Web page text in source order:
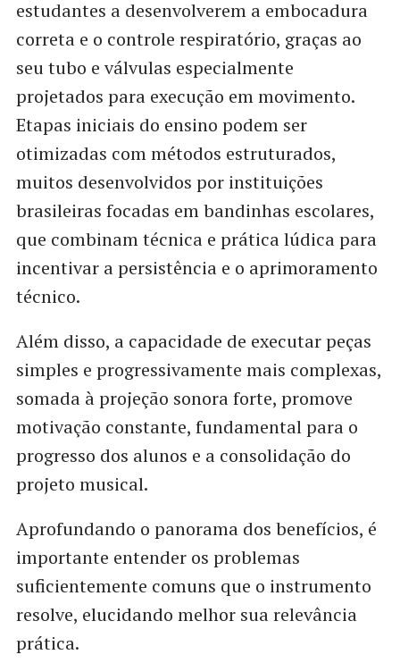
estudantes a desenvolverem a embocadura
correta e o controle respiratório, graças ao
seu tubo e válvulas especialmente
projetados para execução em movimento.
Etapas iniciais do ensino podem ser
otimizadas com métodos estruturados,
muitos desenvolvidos por instituições
brasileiras focadas em bandinhas escolares,
que combinam técnica e prática lúdica para
incentivar a persistência e o aprimoramento
técnico.
Além disso, a capacidade de executar peças
simples e progressivamente mais complexas,
somada à projeção sonora forte, promove
motivação constante, fundamental para o
progresso dos alunos e a consolidação do
projeto musical.
Aprofundando o panorama dos benefícios, é
importante entender os problemas
suficientemente comuns que o instrumento
resolve, elucidando melhor sua relevância
prática.